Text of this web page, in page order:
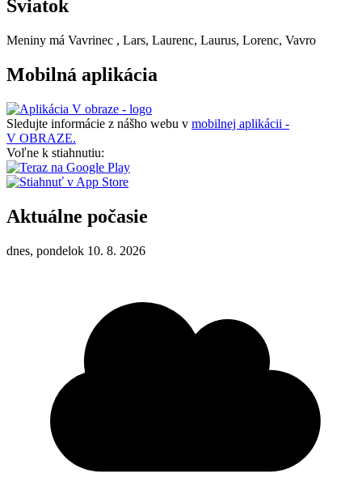
Sviatok
Meniny má Vavrinec , Lars, Laurenc, Laurus, Lorenc, Vavro
Mobilná aplikácia
Sledujte informácie z nášho webu v mobilnej aplikácii -
V OBRAZE.
Voľne k stiahnutiu:
Aktuálne počasie
dnes, pondelok 10. 8. 2026